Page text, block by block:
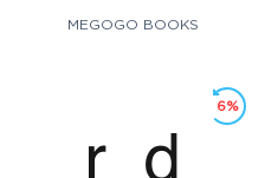
MEGOGO BOOKS
6%